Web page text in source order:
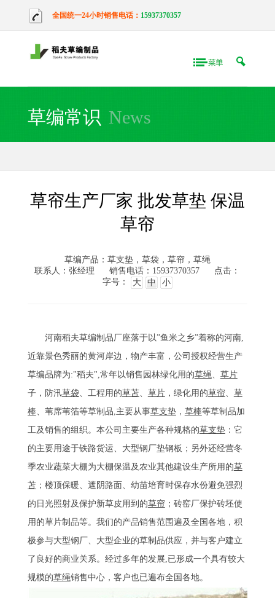
全国统一24小时销售电话： 15937370357
草编常识 News
草帘生产厂家 批发草垫 保温
草帘
草编产品：草支垫，草袋，草帘，草绳
联系人：张经理
销售电话：15937370357
点击：
字号：
大 中 小
河南稻夫草编制品厂座落于以”鱼米之乡”着称的河南,
近靠景色秀丽的黄河岸边，物产丰富，公司授权经营生产
草编品牌为:"稻夫",常年以销售园林绿化用的草绳、 草片
子，防汛草袋、工程用的草苫、 草片，绿化用的草帘、 草
棒、苇席苇箔等草制品,主要从事草支垫， 草棒等草制品加
工及销售的组织。本公司主要生产各种规格的草支垫：它
的主要用途于铁路货运、大型钢厂垫钢板；另外还经营冬
季农业蔬菜大棚为大棚保温及农业其他建设生产所用的草
苫；楼顶保暖、遮阴路面、幼苗培育时保存水份避免强烈
的日光照射及保护新草皮用到的草帘；砖窑厂保护砖坯使
用的草片制品等。我们的产品销售范围遍及全国各地，积
极参与大型钢厂、大型企业的草制品供应，并与客户建立
了良好的商业关系。经过多年的发展,已形成一个具有较大
规模的草绳销售中心，客户也已遍布全国各地。